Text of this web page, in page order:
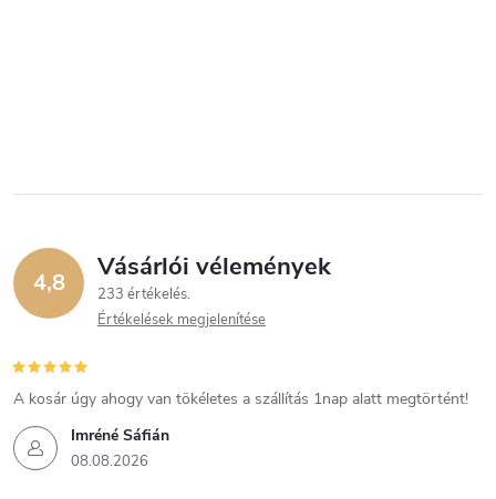
4,8 Vásárlói vélemények
233 értékelés
Értékelések megjelenítése
Imréné Sáfián
08.08.2026
A kosár úgy ahogy van tökéletes a szállítás 1nap alatt megtörtént!